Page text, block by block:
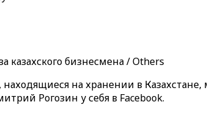
казахского бизнесмена / Others
находящиеся на хранении в
Рогозин у себя в Facebook.